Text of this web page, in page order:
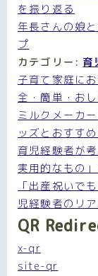
を振り返る
年長さんの娘
プ
カテゴリー: 育
子育て家庭に
全・簡単・おし
ミルクメーカ
ッズとおすす
育児経験者が
実用的なもの
「出産祝いで
児経験者のリア
QR
x-qr
site-qr